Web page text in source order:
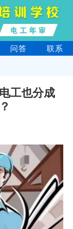
问答 联系
工也分成